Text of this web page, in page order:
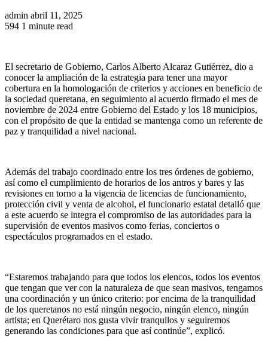
admin Send
an
abril 11, 2025
594 1 minute read
El secretario de Gobierno, Carlos Alberto Alcaraz Gutiérrez, dio a
conocer la ampliación de la estrategia para tener una mayor
cobertura en la homologación de criterios y acciones en beneficio de
la sociedad queretana, en seguimiento al acuerdo firmado el mes de
noviembre de 2024 entre Gobierno del Estado y los 18 municipios,
con el propósito de que la entidad se mantenga como un referente de
paz y tranquilidad a nivel nacional.
Además del trabajo coordinado entre los tres órdenes de gobierno,
así como el cumplimiento de horarios de los antros y bares y las
revisiones en torno a la vigencia de licencias de funcionamiento,
protección civil y venta de alcohol, el funcionario estatal detalló que
a este acuerdo se integra el compromiso de las autoridades para la
supervisión de eventos masivos como ferias, conciertos o
espectáculos programados en el estado.
“Estaremos trabajando para que todos los elencos, todos los eventos
que tengan que ver con la naturaleza de que sean masivos, tengamos
una coordinación y un único criterio: por encima de la tranquilidad
de los queretanos no está ningún negocio, ningún elenco, ningún
artista; en Querétaro nos gusta vivir tranquilos y seguiremos
generando las condiciones para que así continúe”, explicó.